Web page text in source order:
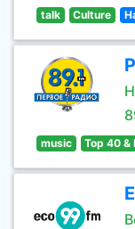
talk Culture
music Top 40 &